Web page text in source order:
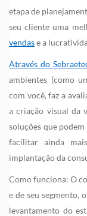
etapa de
seu cliente uma
vendase a
Através do
ambientes (como
com você, faz a
a criação visual da
soluções que
facilitar ainda
implantação da
Como funciona: O
e de seu segmento,
levantamento do